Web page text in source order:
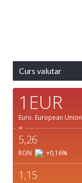
Curs valutar
1EUR
Euro. European Union
=
5,26
RON +0,16%
1,15